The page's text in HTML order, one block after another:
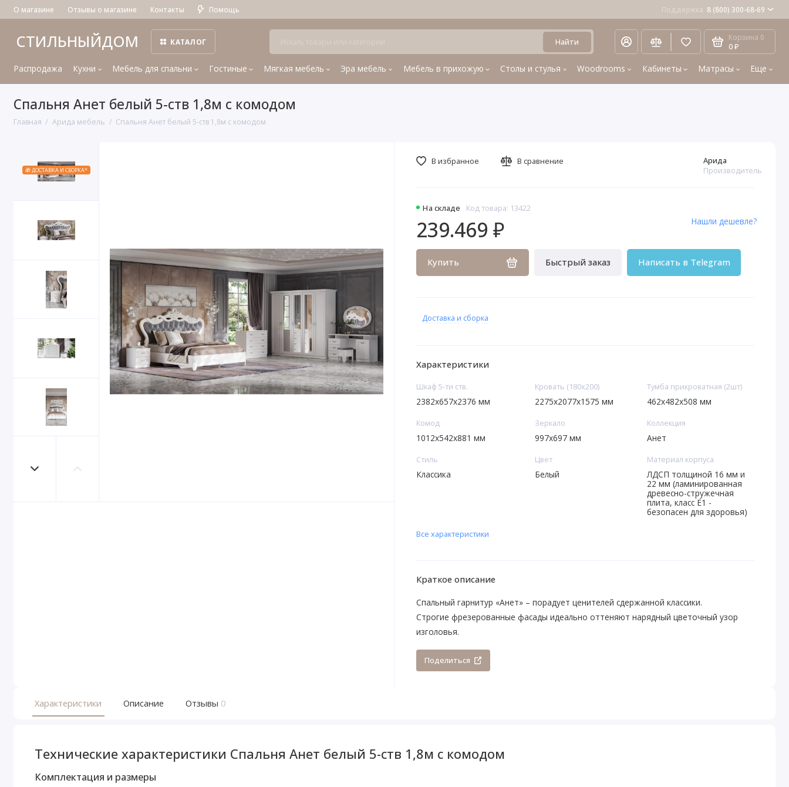
О магазине Отзывы о магазине Контакты Помощь Поддержка 8 (800) 300-68-69
СТИЛЬНЫЙДОМ КАТАЛОГ Найти Корзина 0
0 ₽
Распродажа Кухни Мебель для спальни Гостиные Мягкая мебель Эра мебель Мебель в прихожую Столы и стулья Woodrooms Кабинеты Матрасы Еще
Спальня Анет белый 5-ств 1,8м с комодом
Главная Арида мебель Спальня Анет белый 5-ств 1,8м с комодом
🎁 ДОСТАВКА И СБОРКА*
На складе Код товара: 13422
Арида
Производитель
239.469 ₽
Купить Быстрый заказ Написать в Telegram
Нашли дешевле?
В избранное В сравнение
Доставка и сборка
Характеристики
Шкаф 5-ти ств.
2382х657х2376 мм
Кровать (180х200)
2275х2077х1575 мм
Тумба прикроватная (2шт)
462х482х508 мм
Комод
1012х542х881 мм
Зеркало
997х697 мм
Коллекция
Анет
Стиль
Классика
Цвет
Белый
Материал корпуса
ЛДСП толщиной 16 мм и
22 мм (ламинированная
древесно-стружечная
плита, класс E1 -
безопасен для здоровья)
Все характеристики
Краткое описание
Спальный гарнитур «Анет» – порадует ценителей сдержанной классики.
Строгие фрезерованные фасады идеально оттеняют нарядный цветочный узор
изголовья.
Поделиться
Характеристики Описание Отзывы 0
Технические характеристики Спальня Анет белый 5-ств 1,8м с комодом
Комплектация и размеры